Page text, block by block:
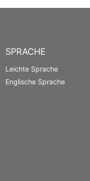
SPRACHE
Leichte Sprache
Englische Sprache